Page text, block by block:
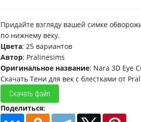
Придайте взгляду вашей симке
по нижнему веку.
Цвета: 25 вариантов
Автор: Pralinesims
Оригинальное название: Nara 3D Eye
Скачать Тени для век с блестками от
Скачать файл
Поделиться: